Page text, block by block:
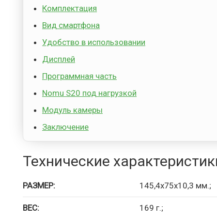
Комплектация
Вид смартфона
Удобство в использовании
Дисплей
Программная часть
Nomu S20 под нагрузкой
Модуль камеры
Заключение
Технические
РАЗМЕР: 145,4x75x10,3 мм.;
ВЕС: 169 г.;